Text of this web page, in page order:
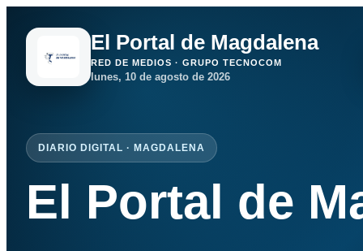
El Portal de Magdalena
RED DE MEDIOS · GRUPO TECNOCOM
lunes, 10 de agosto de 2026
DIARIO DIGITAL · MAGDALENA
El Portal de